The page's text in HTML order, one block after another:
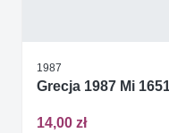
1987
Grecja 1987 Mi
14,00 zł